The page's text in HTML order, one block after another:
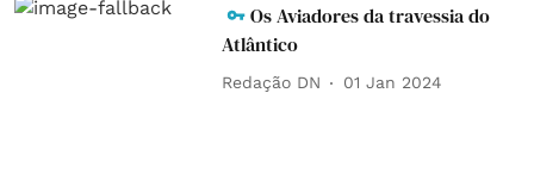
Os Aviadores da travessia do
Atlântico
Redação DN 01 Jan 2024